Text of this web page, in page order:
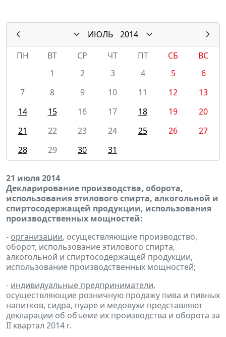
ИЮЛЬ
2014
ПН
ВТ СР ЧТ ПТ СБ
ВС
1
2 3 4 5
6
7
8 9 10 11 12
13
14
15 16 17 18 19
20
21
22 23 24 25 26
27
28
29 30 31
21 июля 2014
Декларирование производства, оборота,
использования этилового спирта, алкогольной и
спиртосодержащей продукции, использования
производственных мощностей:
- организации, осуществляющие производство,
оборот, использование этилового спирта,
алкогольной и спиртосодержащей продукции,
использование производственных мощностей;
- индивидуальные предприниматели,
осуществляющие розничную продажу пива и пивных
напитков, сидра, пуаре и медовухи представляют
декларации об объеме их производства и оборота за
II квартал 2014 г.